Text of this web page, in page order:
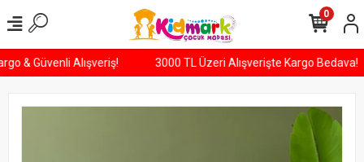
& Güvenli Alışveriş! 3000 TL Üzeri Alışverişte Kargo
0